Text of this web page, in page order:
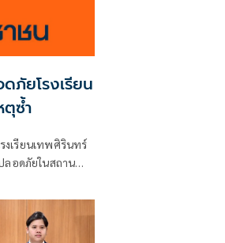
ภัยโรงเรียน
ซ้ำ
งเรียนเทพศิรินทร์
อดภัยในสถาน